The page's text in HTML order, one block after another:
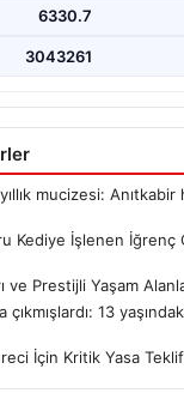
6330.7
3043261
mucizesi:
Kediye İşlenen İğrenç
ve Prestijli Yaşam
13
İçin Kritik Yasa